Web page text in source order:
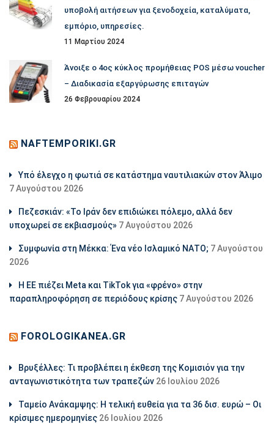
υποβολή αιτήσεων για ξενοδοχεία, καταλύματα,
εμπόριο, υπηρεσίες.
11 Μαρτίου 2024
Άνοιξε ο 4ος κύκλος προμήθειας POS μέσω voucher
– Διαδικασία εξαργύρωσης επιταγών
26 Φεβρουαρίου 2024
NAFTEMPORIKI.GR
Υπό έλεγχο η φωτιά σε κατάστημα ναυτιλιακών στον Άλιμο
7 Αυγούστου 2026
Πεζεσκιάν: «Το Ιράν δεν επιδιώκει πόλεμο, αλλά δεν
υποχωρεί σε εκβιασμούς» 7 Αυγούστου 2026
Συμφωνία στη Μέκκα: Ένα νέο Ισλαμικό ΝΑΤΟ; 7 Αυγούστου
2026
Η ΕΕ πιέζει Meta και TikTok για «φρένο» στην
παραπληροφόρηση σε περιόδους κρίσης 7 Αυγούστου 2026
FOROLOGIKANEA.GR
Βρυξέλλες: Τι προβλέπει η έκθεση της Κομισιόν για την
ανταγωνιστικότητα των τραπεζών 26 Ιουλίου 2026
Ταμείο Ανάκαμψης: Η τελική ευθεία για τα 36 δισ. ευρώ – Οι
κρίσιμες ημερομηνίες 26 Ιουλίου 2026